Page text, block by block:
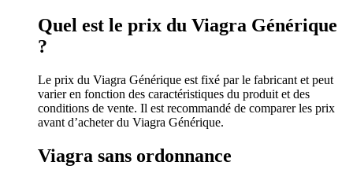
Quel est le prix du Viagra Générique
?
Le prix du Viagra Générique est fixé par le fabricant et peut
varier en fonction des caractéristiques du produit et des
conditions de vente. Il est recommandé de comparer les prix
avant d’acheter du Viagra Générique.
Viagra sans ordonnance